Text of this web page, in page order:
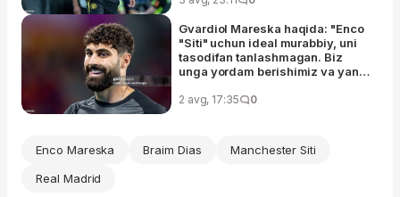
Gvardiol Mareska haqida: "Enco
"Siti" uchun ideal murabbiy, uni
tasodifan tanlashmagan. Biz
unga yordam berishimiz va yangi
- bu vaqt talab qiladi"
2 avg, 17:35 0
Enco Mareska Braim Dias
Manchester Siti
Real Madrid